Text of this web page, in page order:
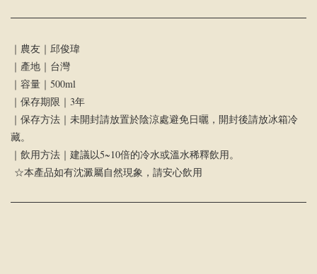
｜農友｜邱俊瑋
｜產地｜台灣
｜容量｜500ml
｜保存期限｜3年
｜保存方法｜未開封請放置於陰涼處避免日曬，開封後請放冰箱冷
藏。
｜飲用方法｜建議以5~10倍的冷水或溫水稀釋飲用。
☆本產品如有沈澱屬自然現象，請安心飲用